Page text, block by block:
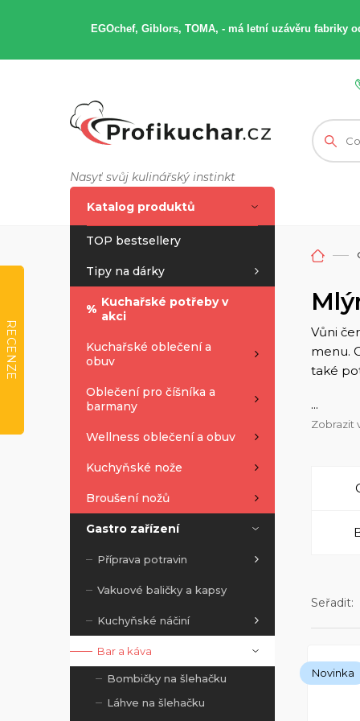
EGOchef, Giblors, TOMA, -má letníuzávěru fabriky
Nasyť svůj kulinářský instinkt
Katalog produktů
TOP bestsellery
Tipy na dárky
% Kuchařské potřeby v
akci
Kuchařské oblečení a
obuv
Oblečení pro číšníka a
barmany
Wellness oblečení a obuv
Kuchyňské nože
Broušení nožů
Gastro zařízení
Příprava potravin
Vakuové baličky a kapsy
Kuchyňské náčiní
Bar a káva
Bombičky na šlehačku
Láhve na šlehačku
Vůni
menu.
také
...
Zobrazit
Seřadit:
Novinka
RECENZE